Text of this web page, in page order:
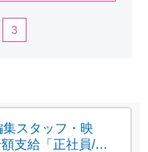
3
集スタッフ・映
支給「正社員/定